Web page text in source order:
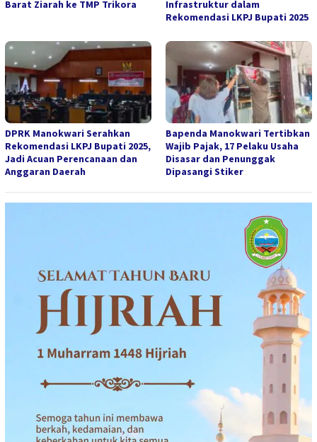
Barat Ziarah ke TMP Trikora
Infrastruktur dalam
Rekomendasi LKPJ Bupati 2025
DPRK Manokwari Serahkan
Rekomendasi LKPJ Bupati 2025,
Jadi Acuan Perencanaan dan
Anggaran Daerah
Bapenda Manokwari Tertibkan
Wajib Pajak, 17 Pelaku Usaha
Disasar dan Penunggak
Dipasangi Stiker